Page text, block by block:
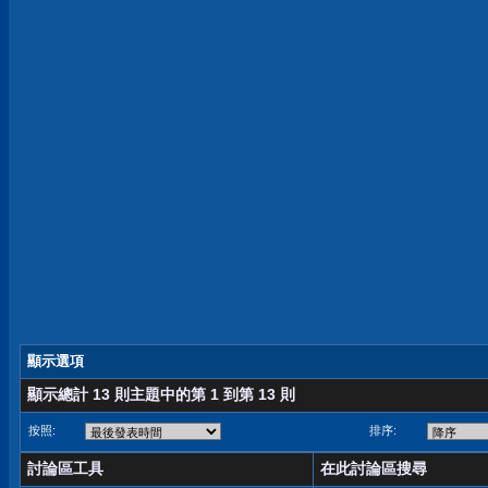
顯示選項
顯示總計 13 則主題中的第 1 到第 13 則
按照: 排序:
討論區工具 在此討論區搜尋